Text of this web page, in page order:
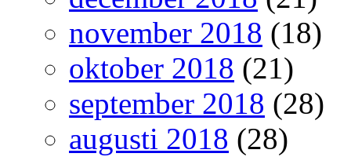
november 2018 (18)
oktober 2018 (21)
september 2018 (28)
augusti 2018 (28)